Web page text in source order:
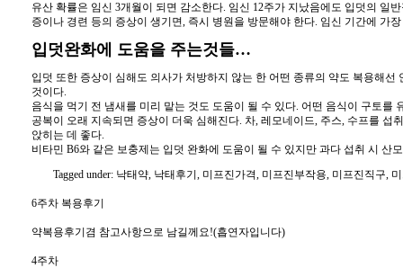
유산 확률은 임신 3개월이 되면 감소한다. 임신 12주가 지났음에도 입덧의 일
증이나 경련 등의 증상이 생기면, 즉시 병원을 방문해야 한다. 임신 기간에 가
입덧완화에 도움을 주는것들…
입덧 또한 증상이 심해도 의사가 처방하지 않는 한 어떤 종류의 약도 복용해
것이다.
음식을 먹기 전 냄새를 미리 맡는 것도 도움이 될 수 있다. 어떤 음식이 구토를
공복이 오래 지속되면 증상이 더욱 심해진다. 차, 레모네이드, 주스, 수프를
앉히는 데 좋다.
비타민 B6와 같은 보충제는 입덧 완화에 도움이 될 수 있지만 과다 섭취 시 산
Tagged under: 낙태약, 낙태후기, 미프진가격, 미프진부작용, 미프진직구,
6주차 복용후기
약복용후기겸 참고사항으로 남길께요!(흡연자입니다)
4주차